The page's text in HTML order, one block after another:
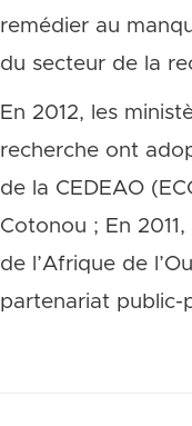
remédier au
du secteur de la
En 2012, les
recherche ont
de la CEDEAO
Cotonou ; En
de l’Afrique de
partenariat public-